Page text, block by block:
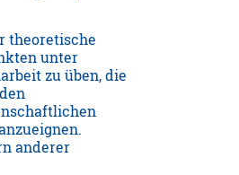
theoretische
unter
zu üben, die
anderer